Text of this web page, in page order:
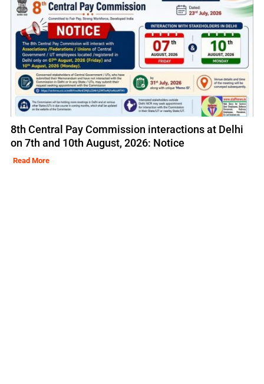
8th Central Pay Commission interactions at Delhi
on 7th and 10th August, 2026: Notice
Read More